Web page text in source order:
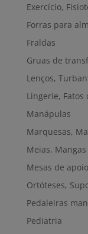
Exercício,
Forras para
Fraldas
Gruas de
Lenços,
Lingerie, Fatos
Manápulas
Marquesas,
Meias, Mangas
Mesas de apoio
Ortóteses,
Pedaleiras
Pediatria